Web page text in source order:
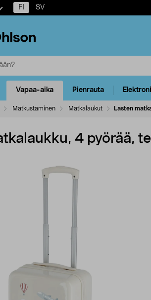
FI SV
Vapaa-aika Pienrauta
Matkustaminen Matkalaukut Lasten
4 pyörää,